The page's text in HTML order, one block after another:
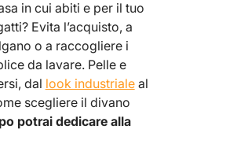
in cui abiti e per il tuo
Evita l’acquisto, a
o a raccogliere i
da lavare. Pelle e
dal look industrialeal
scegliere il divano
potrai dedicare alla